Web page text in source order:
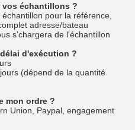
vos échantillons ?
pour la référence,
adresse/bateau
s'chargera de l'échantillon
d'exécution ?
(dépend de la quantité
mon ordre ?
Union, Paypal, engagement